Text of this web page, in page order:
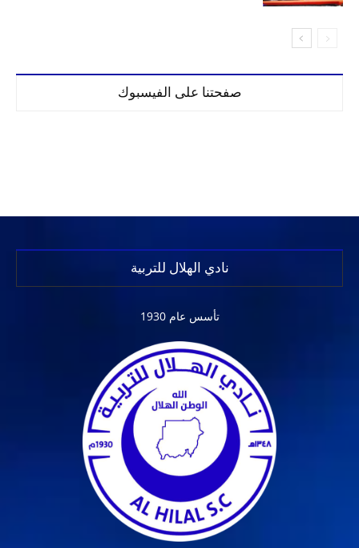
صفحتنا على الفيسبوك
نادي الهلال للتربية
تأسس عام 1930